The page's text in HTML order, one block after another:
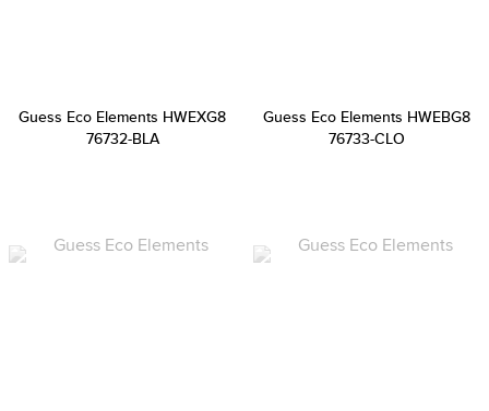
Guess Eco Elements HWEXG8
76732-BLA
Guess Eco Elements HWEBG8
76733-CLO